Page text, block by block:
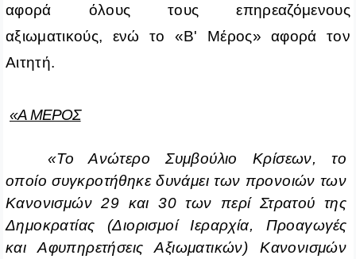
αφορά όλους τους επηρεαζόμενους
αξιωματικούς, ενώ το «B' Μέρος» αφορά τον
Αιτητή.
«Α ΜΕΡΟΣ
«Το Ανώτερο Συμβούλιο Κρίσεων, το
οποίο συγκροτήθηκε δυνάμει των προνοιών των
Κανονισμών 29 και 30 των περί Στρατού της
Δημοκρατίας (Διορισμοί Ιεραρχία, Προαγωγές
και Αφυπηρετήσεις Αξιωματικών) Κανονισμών